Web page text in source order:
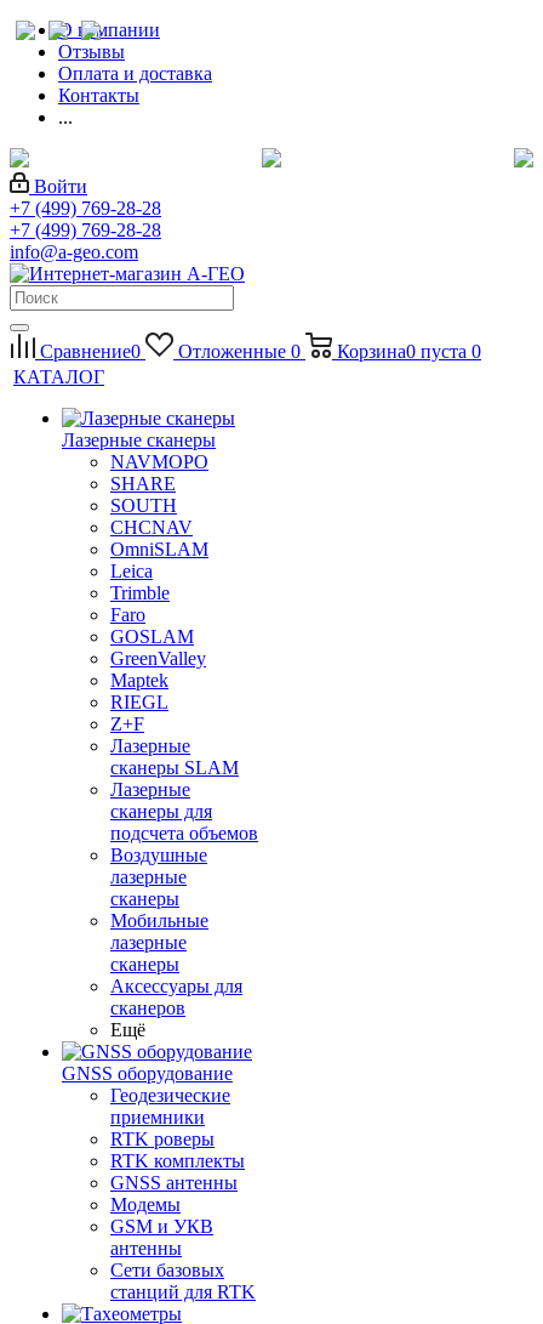
О компании
Отзывы
Оплата и доставка
Контакты
...
Войти
+7 (499) 769-28-28
+7 (499) 769-28-28
info@a-geo.com
Сравнение0 Отложенные 0 Корзина0 пуста 0
КАТАЛОГ
Лазерные сканеры
NAVMOPO
SHARE
SOUTH
CHCNAV
OmniSLAM
Leica
Trimble
Faro
GOSLAM
GreenValley
Maptek
RIEGL
Z+F
Лазерные
сканеры SLAM
Лазерные
сканеры для
подсчета объемов
Воздушные
лазерные
сканеры
Мобильные
лазерные
сканеры
Аксессуары для
сканеров
Ещё
GNSS оборудование
Геодезические
приемники
RTK роверы
RTK комплекты
GNSS антенны
Модемы
GSM и УКВ
антенны
Сети базовых
станций для RTK